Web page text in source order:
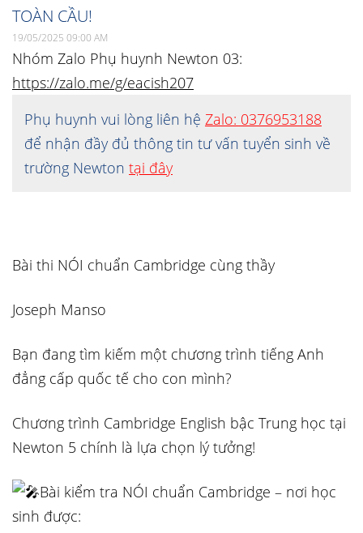
TOÀN CẦU!
19/05/2025 09:00 AM
Nhóm Zalo Phụ huynh Newton 03:
https://zalo.me/g/eacish207
Phụ huynh vui lòng liên hệ Zalo: 0376953188
để nhận đầy đủ thông tin tư vấn tuyển sinh về
trường Newton tại đây
Bài thi NÓI chuẩn Cambridge cùng thầy
Joseph Manso
Bạn đang tìm kiếm một chương trình tiếng Anh
đẳng cấp quốc tế cho con mình?
Chương trình Cambridge English bậc Trung học tại
Newton 5 chính là lựa chọn lý tưởng!
Bài kiểm tra NÓI chuẩn Cambridge – nơi học
sinh được: